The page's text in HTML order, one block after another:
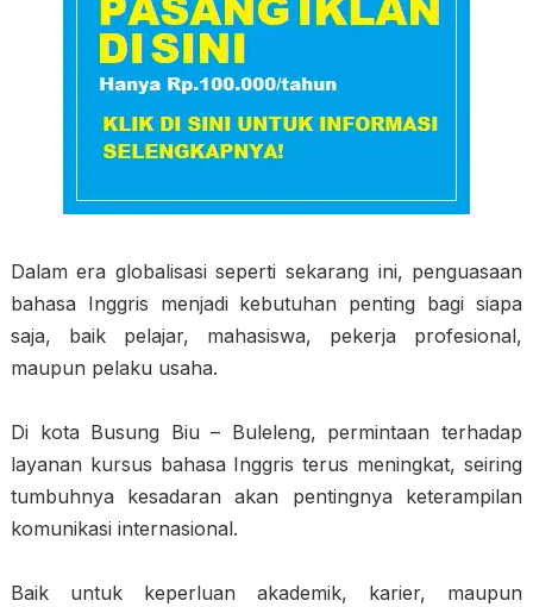
Dalam era globalisasi seperti sekarang ini, penguasaan
bahasa Inggris menjadi kebutuhan penting bagi siapa
saja, baik pelajar, mahasiswa, pekerja profesional,
maupun pelaku usaha.
Di kota Busung Biu – Buleleng, permintaan terhadap
layanan kursus bahasa Inggris terus meningkat, seiring
tumbuhnya kesadaran akan pentingnya keterampilan
komunikasi internasional.
Baik untuk keperluan akademik, karier, maupun